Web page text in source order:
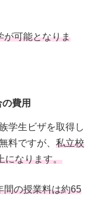
が可能となりま
費用
学生ビザを取得し
料ですが、 私立校
になります。
間の授業料は約65